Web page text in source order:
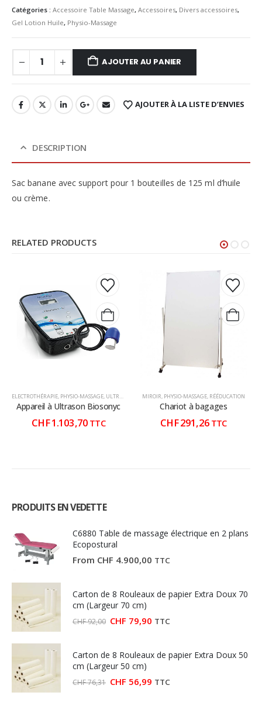
Catégories : Accessoire Table Massage, Accessoires, Divers accessoires,
Gel Lotion Huile, Physio-Massage
AJOUTER AU PANIER
AJOUTER À LA LISTE D’ENVIES
DESCRIPTION
Sac banane avec support pour 1 bouteilles de 125 ml d’huile
ou crème.
RELATED PRODUCTS
ELECTROTHÉRAPIE, PHYSIO-MASSAGE, ULTRASON
Appareil à Ultrason Biosonyc
CHF1.103,70 TTC
MIROIR, PHYSIO-MASSAGE, RÉÉDUCATION
Chariot à bagages
CHF291,26 TTC
PRODUITS EN VEDETTE
C6880 Table de massage électrique en 2 plans
Ecopostural
From CHF 4.900,00 TTC
Carton de 8 Rouleaux de papier Extra Doux 70
cm (Largeur 70 cm)
CHF92,00 Le
CHF 92,00.
CHF 79,90Le
CHF 79,90.
TTC
Carton de 8 Rouleaux de papier Extra Doux 50
cm (Largeur 50 cm)
CHF76,31 Le
CHF 56,99Le
TTC